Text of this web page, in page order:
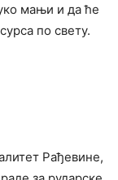
мањи и да ће
по свету.
Рађевине,